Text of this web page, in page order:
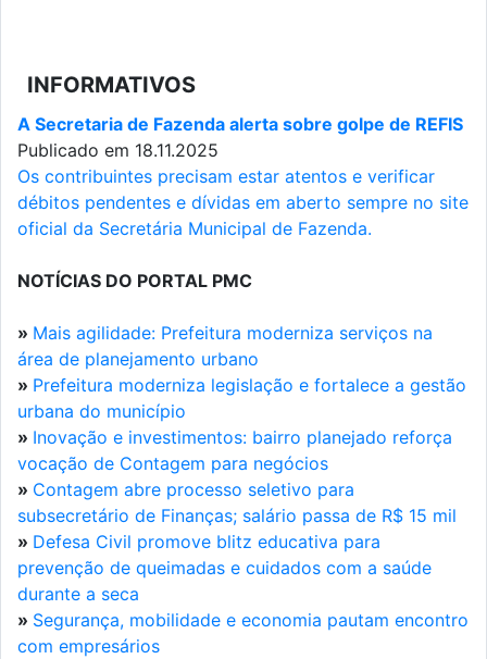
INFORMATIVOS
A Secretaria de Fazenda alerta sobre golpe de REFIS
Publicado em 18.11.2025
Os contribuintes precisam estar atentos e verificar
débitos pendentes e dívidas em aberto sempre no site
oficial da Secretária Municipal de Fazenda.
NOTÍCIAS DO PORTAL PMC
» Mais agilidade: Prefeitura moderniza serviços na
área de planejamento urbano
» Prefeitura moderniza legislação e fortalece a gestão
urbana do município
» Inovação e investimentos: bairro planejado reforça
vocação de Contagem para negócios
» Contagem abre processo seletivo para
subsecretário de Finanças; salário passa de R$ 15 mil
» Defesa Civil promove blitz educativa para
prevenção de queimadas e cuidados com a saúde
durante a seca
» Segurança, mobilidade e economia pautam encontro
com empresários